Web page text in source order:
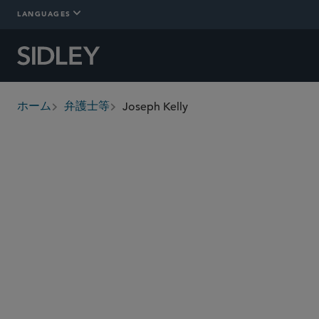
LANGUAGES
breadcrumbs
ホーム 弁護士等 Joseph Kelly